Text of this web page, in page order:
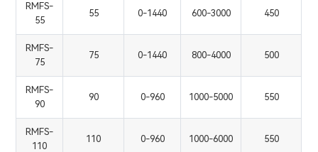
RMFS-
55
55 0-1440 600-3000 450
RMFS-
75
75 0-1440 800-4000 500
RMFS-
90
90 0-960 1000-5000 550
RMFS-
110
110 0-960 1000-6000 550